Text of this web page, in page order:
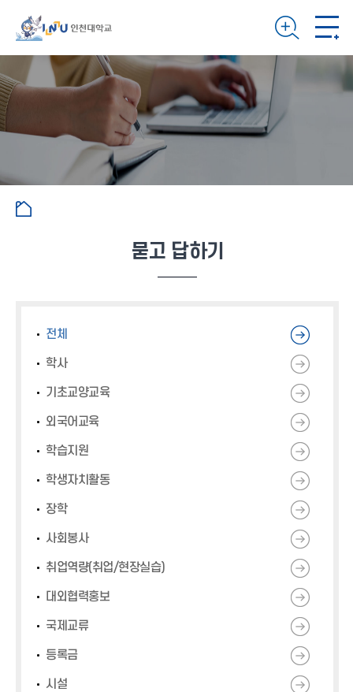
묻고 답하기
전체
학사
기초교양교육
외국어교육
학습지원
학생자치활동
장학
사회봉사
취업역량(취업/현장실습)
대외협력홍보
국제교류
등록금
시설